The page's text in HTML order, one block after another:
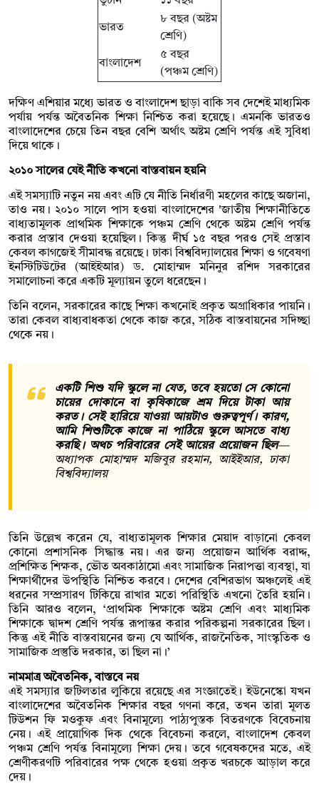
ভারত
৮ বছর (অষ্টম
শ্রেণি)
বাংলাদেশ
৫ বছর
(পঞ্চম শ্রেণি)
দক্ষিণ এশিয়ার মধ্যে ভারত ও বাংলাদেশ ছাড়া বাকি সব দেশেই মাধ্যমিক
পর্যায় পর্যন্ত অবৈতনিক শিক্ষা নিশ্চিত করা হয়েছে। এমনকি ভারতও
বাংলাদেশের চেয়ে তিন বছর বেশি অর্থাৎ অষ্টম শ্রেণি পর্যন্ত এই সুবিধা
দিয়ে থাকে।
২০১০ সালের যেই নীতি কখনো বাস্তবায়ন হয়নি
এই সমস্যাটি নতুন নয় এবং এটি যে নীতি নির্ধারণী মহলের কাছে অজানা,
তাও নয়। ২০১০ সালে পাস হওয়া বাংলাদেশের 'জাতীয় শিক্ষানীতিতে
বাধ্যতামূলক প্রাথমিক শিক্ষাকে পঞ্চম শ্রেণি থেকে অষ্টম শ্রেণি পর্যন্ত
করার প্রস্তাব দেওয়া হয়েছিল। কিন্তু দীর্ঘ ১৫ বছর পরও সেই প্রস্তাব
কেবল কাগজেই সীমাবদ্ধ রয়েছে। ঢাকা বিশ্ববিদ্যালয়ের শিক্ষা ও গবেষণা
ইনস্টিটিউটের (আইইআর) ড. মোহাম্মদ মনিনুর রশিদ সরকারের
সমালোচনা করে একটি মূল্যায়ন তুলে ধরেছেন।
তিনি বলেন, সরকারের কাছে শিক্ষা কখনোই প্রকৃত অগ্রাধিকার পায়নি।
তারা কেবল বাধ্যবাধকতা থেকে কাজ করে, সঠিক বাস্তবায়নের সদিচ্ছা
থেকে নয়।
একটি শিশু যদি স্কুলে না যেত, তবে হয়তো সে কোনো
চায়ের দোকানে বা কৃষিকাজে শ্রম দিয়ে টাকা আয়
করত। সেই হারিয়ে যাওয়া আয়টাও গুরুত্বপূর্ণ। কারণ,
আমি শিশুটিকে কাজে না পাঠিয়ে স্কুলে আসতে বাধ্য
করছি। অথচ পরিবারের সেই আয়ের প্রয়োজন ছিল—
অধ্যাপক মোহাম্মদ মজিবুর রহমান, আইইআর, ঢাকা
বিশ্ববিদ্যালয়
তিনি উল্লেখ করেন যে, বাধ্যতামূলক শিক্ষার মেয়াদ বাড়ানো কেবল
কোনো প্রশাসনিক সিদ্ধান্ত নয়। এর জন্য প্রয়োজন আর্থিক বরাদ্দ,
প্রশিক্ষিত শিক্ষক, ভৌত অবকাঠামো এবং সামাজিক নিরাপত্তা ব্যবস্থা, যা
শিক্ষার্থীদের উপস্থিতি নিশ্চিত করবে। দেশের বেশিরভাগ অঞ্চলেই এই
ধরনের সম্প্রসারণ টিকিয়ে রাখার মতো পরিস্থিতি এখনো তৈরি হয়নি।
তিনি আরও বলেন, ‘প্রাথমিক শিক্ষাকে অষ্টম শ্রেণি এবং মাধ্যমিক
শিক্ষাকে দ্বাদশ শ্রেণি পর্যন্ত রূপান্তর করার পরিকল্পনা সরকারের ছিল।
কিন্তু এই নীতি বাস্তবায়নের জন্য যে আর্থিক, রাজনৈতিক, সাংস্কৃতিক ও
সামাজিক প্রস্তুতি দরকার, তা ছিল না।’
নামমাত্র অবৈতনিক, বাস্তবে নয়
এই সমস্যার জটিলতার লুকিয়ে রয়েছে এর সংজ্ঞাতেই। ইউনেস্কো যখন
বাংলাদেশের অবৈতনিক শিক্ষার বছর গণনা করে, তখন তারা মূলত
টিউশন ফি মওকুফ এবং বিনামূল্যে পাঠ্যপুস্তক বিতরণকে বিবেচনায়
নেয়। এই প্রায়োগিক দিক থেকে বিবেচনা করলে, বাংলাদেশ কেবল
পঞ্চম শ্রেণি পর্যন্ত বিনামূল্যে শিক্ষা দেয়। তবে গবেষকদের মতে, এই
শ্রেণীকরণটি পরিবারের পক্ষ থেকে হওয়া প্রকৃত খরচকে আড়াল করে
দেয়।